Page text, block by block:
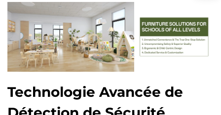
Technologie Avancée de